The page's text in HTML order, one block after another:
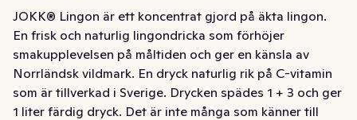
JOKK® Lingon är ett koncentrat gjord på äkta lingon.
En frisk och naturlig lingondricka som förhöjer
smakupplevelsen på måltiden och ger en känsla av
Norrländsk vildmark. En dryck naturlig rik på C-vitamin
som är tillverkad i Sverige. Drycken spädes 1 + 3 och ger
1 liter färdig dryck. Det är inte många som känner till